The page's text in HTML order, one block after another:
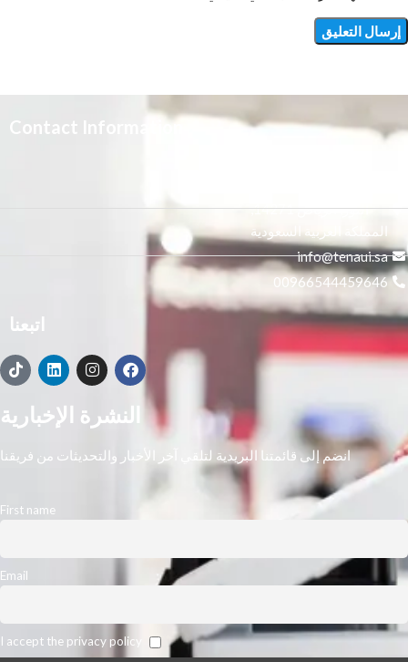
Contact Information
النور, الرياض 14271,
المملكة العربية السعودية
info@tenaui.sa
00966544459646
اتبعنا
النشرة الإخبارية
انضم إلى قائمتنا البريدية لتلقي آخر الأخبار والتحديثات من فريقنا
First name
Email